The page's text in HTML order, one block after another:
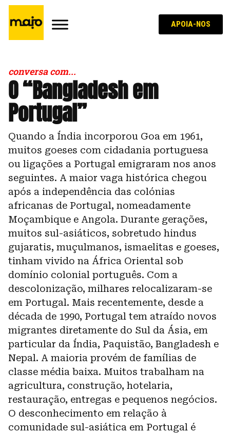
APOIA-NOS
conversa com...
O “Bangladesh em
Portugal”
Quando a Índia incorporou Goa em 1961,
muitos goeses com cidadania portuguesa
ou ligações a Portugal emigraram nos anos
seguintes. A maior vaga histórica chegou
após a independência das colónias
africanas de Portugal, nomeadamente
Moçambique e Angola. Durante gerações,
muitos sul-asiáticos, sobretudo hindus
gujaratis, muçulmanos, ismaelitas e goeses,
tinham vivido na África Oriental sob
domínio colonial português. Com a
descolonização, milhares relocalizaram-se
em Portugal. Mais recentemente, desde a
década de 1990, Portugal tem atraído novos
migrantes diretamente do Sul da Ásia, em
particular da Índia, Paquistão, Bangladesh e
Nepal. A maioria provém de famílias de
classe média baixa. Muitos trabalham na
agricultura, construção, hotelaria,
restauração, entregas e pequenos negócios.
O desconhecimento em relação à
comunidade sul-asiática em Portugal é